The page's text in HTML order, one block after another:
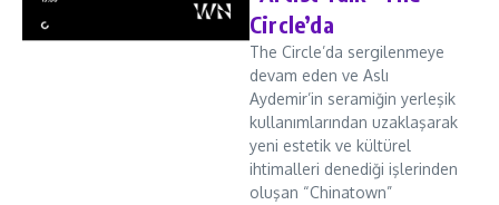
Circle’da
The Circle’da sergilenmeye
devam eden ve Aslı
Aydemir’in seramiğin yerleşik
kullanımlarından uzaklaşarak
yeni estetik ve kültürel
ihtimalleri denediği işlerinden
oluşan “Chinatown”